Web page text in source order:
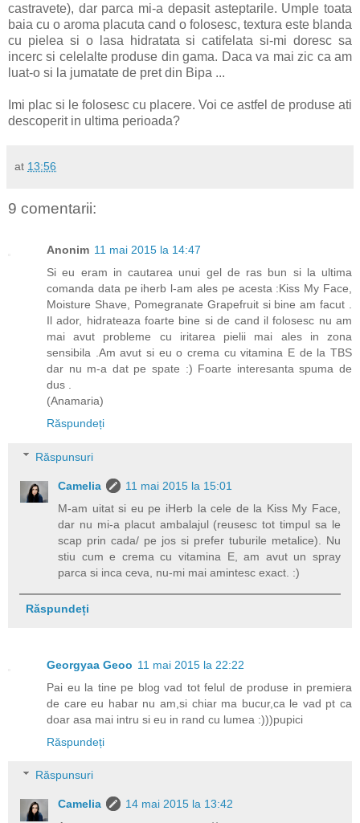
castravete), dar parca mi-a depasit asteptarile. Umple toata
baia cu o aroma placuta cand o folosesc, textura este blanda
cu pielea si o lasa hidratata si catifelata si-mi doresc sa
incerc si celelalte produse din gama. Daca va mai zic ca am
luat-o si la jumatate de pret din Bipa ...
Imi plac si le folosesc cu placere. Voi ce astfel de produse ati
descoperit in ultima perioada?
at 13:56
9 comentarii:
Anonim 11 mai 2015 la 14:47
Si eu eram in cautarea unui gel de ras bun si la ultima
comanda data pe iherb l-am ales pe acesta :Kiss My Face,
Moisture Shave, Pomegranate Grapefruit si bine am facut .
Il ador, hidrateaza foarte bine si de cand il folosesc nu am
mai avut probleme cu iritarea pielii mai ales in zona
sensibila .Am avut si eu o crema cu vitamina E de la TBS
dar nu m-a dat pe spate :) Foarte interesanta spuma de
dus .
(Anamaria)
Răspundeți
Răspunsuri
Camelia
11 mai 2015 la 15:01
M-am uitat si eu pe iHerb la cele de la Kiss My Face,
dar nu mi-a placut ambalajul (reusesc tot timpul sa le
scap prin cada/ pe jos si prefer tuburile metalice). Nu
stiu cum e crema cu vitamina E, am avut un spray
parca si inca ceva, nu-mi mai amintesc exact. :)
Răspundeți
Georgyaa Geoo 11 mai 2015 la 22:22
Pai eu la tine pe blog vad tot felul de produse in premiera
de care eu habar nu am,si chiar ma bucur,ca le vad pt ca
doar asa mai intru si eu in rand cu lumea :)))pupici
Răspundeți
Răspunsuri
Camelia
14 mai 2015 la 13:42